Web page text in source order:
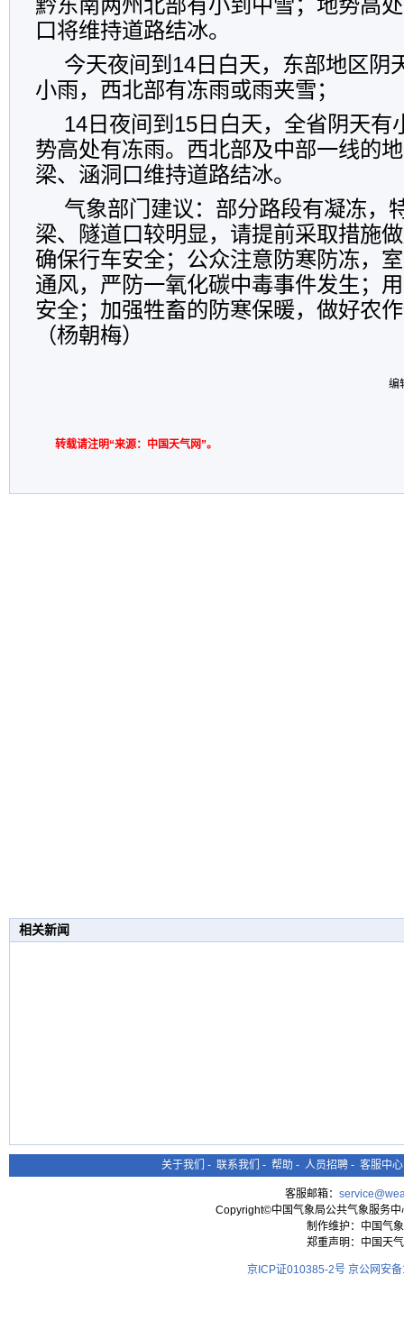
黔东南两州北部有小到中雪；地势高
口将维持道路结冰。
今天夜间到14日白天，东部地区阴
小雨，西北部有冻雨或雨夹雪；
14日夜间到15日白天，全省阴天有
势高处有冻雨。西北部及中部一线的
梁、涵洞口维持道路结冰。
气象部门建议：部分路段有凝冻，
梁、隧道口较明显，请提前采取措施
确保行车安全；公众注意防寒防冻，
通风，严防一氧化碳中毒事件发生；
安全；加强牲畜的防寒保暖，做好农
（杨朝梅）
编
转载请注明“来源：中国天气网”。
相关新闻
关于我们 - 联系我们 - 帮助 - 人员招聘 - 客服中心
客服邮箱：
Copyright©中国气象局公共气象服务
制作维护：中国气
郑重声明：中国天
京ICP证010385-2号 京公网安